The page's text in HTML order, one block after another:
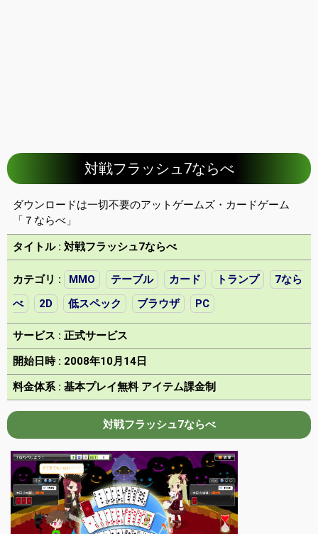
対戦フラッシュ7ならべ
ダウンロードは一切不要のアットゲームズ・カードゲーム
「７ならべ」
タイトル : 対戦フラッシュ7ならべ
カテゴリ : MMO テーブル カード トランプ
7なら
べ
2D 低スペック ブラウザ PC
サービス : 正式サービス
開始日時 : 2008年10月14日
料金体系 : 基本プレイ無料 アイテム課金制
対戦フラッシュ7ならべ